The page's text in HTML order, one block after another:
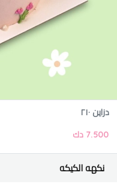
دزاين ٢١٠
7.500 دك
نكهه الكيكه